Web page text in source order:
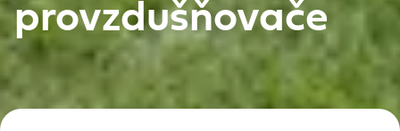
provzdušňovače